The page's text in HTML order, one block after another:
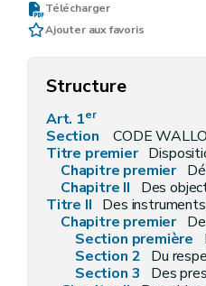
Télécharger
Ajouter aux favoris
Structure
Art. 1er
Section
CODE
Titre premier
Chapitre premier
Chapitre II
Des
Titre II Des instruments de
Chapitre premier
Section première
Section 2 Du
Section 3
Des prescriptions particulières aux